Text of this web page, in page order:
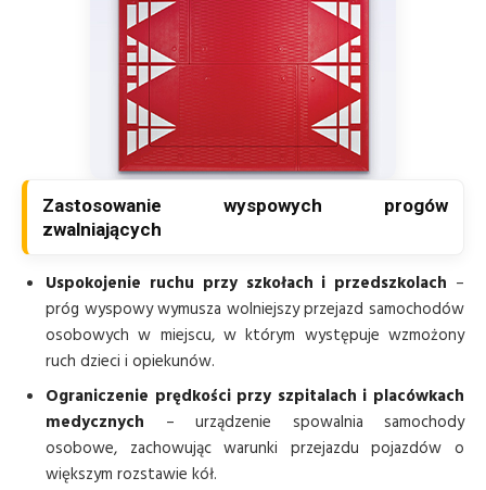
Zastosowanie wyspowych progów
zwalniających
Uspokojenie ruchu przy szkołach i przedszkolach –
próg wyspowy wymusza wolniejszy przejazd samochodów
osobowych w miejscu, w którym występuje wzmożony
ruch dzieci i opiekunów.
Ograniczenie prędkości przy szpitalach i placówkach
medycznych – urządzenie spowalnia samochody
osobowe, zachowując warunki przejazdu pojazdów o
większym rozstawie kół.